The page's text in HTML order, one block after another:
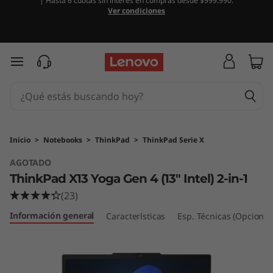
h
P
a
d
X
Ver condiciones
Ir al contenido principal
Inicio > Notebooks > ThinkPad > ThinkPad Serie X
AGOTADO
ThinkPad X13 Yoga Gen 4 (13″ Intel) 2-in-1
(23)
Información general Características Esp. Técnicas